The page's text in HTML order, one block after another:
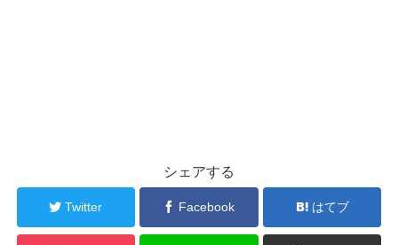
シェアする
Twitter Facebook はてブ